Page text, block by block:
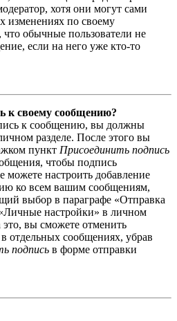
хотя они могут сами
изменениях по своему
обычные пользователи не
если на него уже кто-то
к своему сообщению?
к сообщению, вы должны
разделе. После этого вы
пункт Присоединить подпись
чтобы подпись
можете настроить добавление
ко всем вашим сообщениям,
выбор в параграфе «Отправка
настройки» в личном
это, вы сможете отменить
отдельных сообщениях, убрав
подпись в форме отправки